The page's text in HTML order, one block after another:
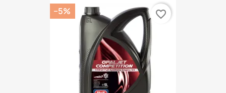
−5% favorite_border